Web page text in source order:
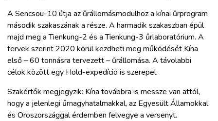
A Sencsou-10 útja az űrállomásmodulhoz a kínai űrprogram
második szakaszának a része. A harmadik szakaszban épül
majd meg a Tienkung-2 és a Tienkung-3 űrlaboratórium. A
tervek szerint 2020 körül kezdheti meg működését Kína
első – 60 tonnásra tervezett – űrállomása. A távolabbi
célok között egy Hold-expedíció is szerepel.
Szakértők megjegyzik: Kína továbbra is messze van attól,
hogy a jelenlegi űrnagyhatalmakkal, az Egyesült Államokkal
és Oroszországgal érdemben felvegye a versenyt.